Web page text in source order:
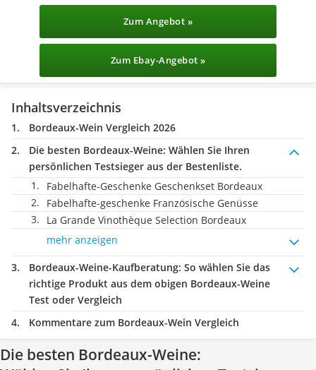
Zum Angebot »
Zum Ebay-Angebot »
Inhaltsverzeichnis
Bordeaux-Wein Vergleich 2026
Die besten Bordeaux-Weine: Wählen Sie Ihren
persönlichen Testsieger aus der Bestenliste.
Fabelhafte-Geschenke Geschenkset Bordeaux
Fabelhafte-geschenke Französische Genüsse
La Grande Vinothèque Selection Bordeaux
mehr anzeigen
Bordeaux-Weine-Kaufberatung: So wählen Sie das
richtige Produkt aus dem obigen Bordeaux-Weine
Test oder Vergleich
Kommentare zum Bordeaux-Wein Vergleich
Die besten Bordeaux-Weine: